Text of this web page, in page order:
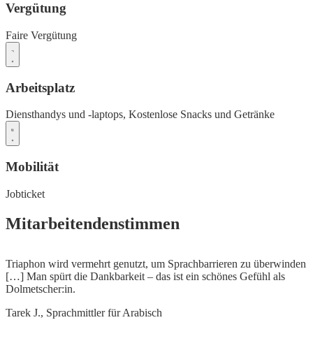
Vergütung
Faire Vergütung
Arbeitsplatz
Diensthandys und -laptops, Kostenlose Snacks und Getränke
Mobilität
Jobticket
Mitarbeitendenstimmen
Triaphon wird vermehrt genutzt, um Sprachbarrieren zu überwinden
[…] Man spürt die Dankbarkeit – das ist ein schönes Gefühl als
Dolmetscher:in.
Tarek J., Sprachmittler für Arabisch